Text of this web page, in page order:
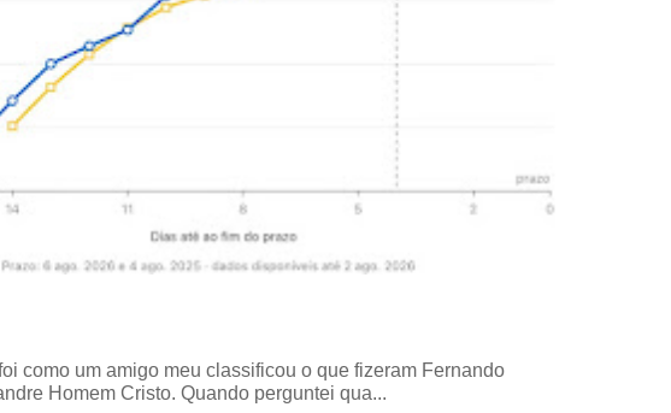
como um amigo meu classificou o que fizeram Fernando
Homem Cristo. Quando perguntei qua...